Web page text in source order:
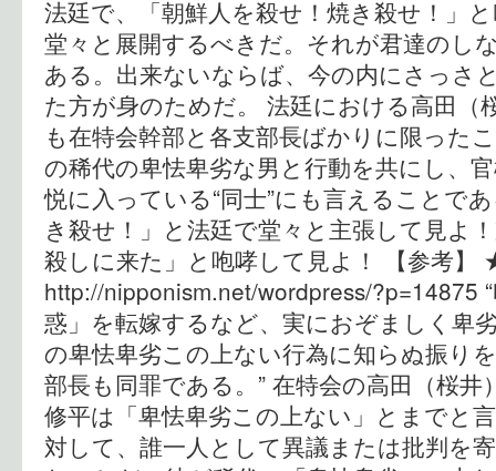
法廷で、「朝鮮人を殺せ！焼き殺せ！」
堂々と展開するべきだ。それが君達のし
ある。出来ないならば、今の内にさっさ
た方が身のためだ。 法廷における高田（
も在特会幹部と各支部長ばかりに限った
の稀代の卑怯卑劣な男と行動を共にし、
悦に入っている“同士”にも言えることで
き殺せ！」と法廷で堂々と主張して見よ
殺しに来た」と咆哮して見よ！ 【参考
http://nipponism.net/wordpress/?p=14875
惑」を転嫁するなど、実におぞましく卑
の卑怯卑劣この上ない行為に知らぬ振り
部長も同罪である。” 在特会の高田（桜
修平は「卑怯卑劣この上ない」とまでと
対して、誰一人として異議または批判を